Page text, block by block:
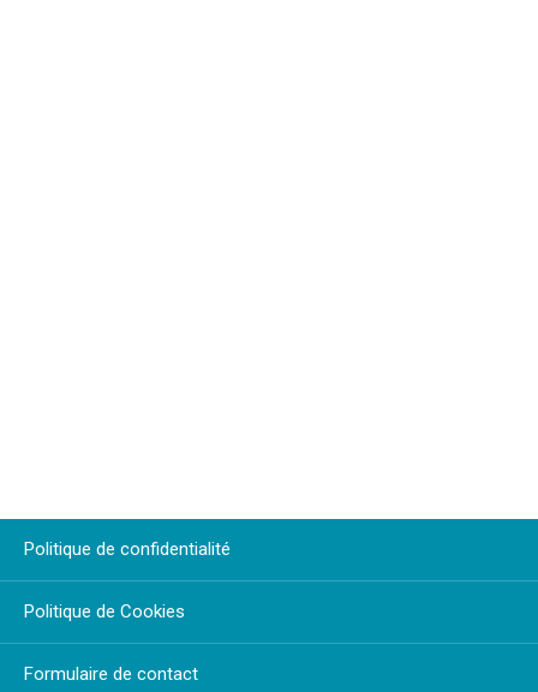
Politique de confidentialité
Politique de Cookies
Formulaire de contact